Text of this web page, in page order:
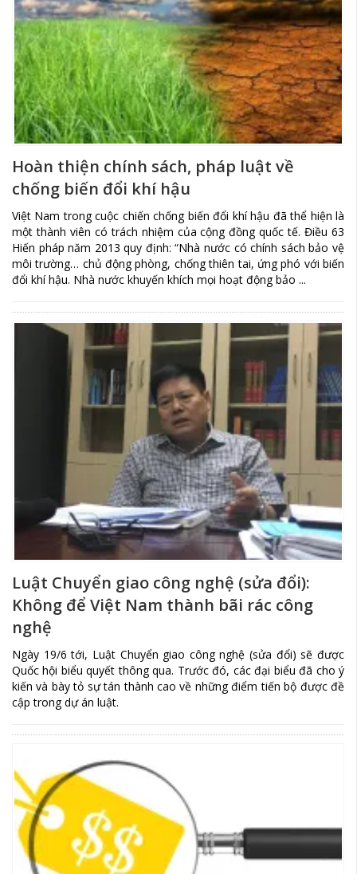
Hoàn thiện chính sách, pháp luật về
chống biến đổi khí hậu
Việt Nam trong cuộc chiến chống biến đổi khí hậu đã thể hiện là
một thành viên có trách nhiệm của cộng đồng quốc tế. Điều 63
Hiến pháp năm 2013 quy định: “Nhà nước có chính sách bảo vệ
môi trường… chủ động phòng, chống thiên tai, ứng phó với biến
đổi khí hậu. Nhà nước khuyến khích mọi hoạt động bảo ...
Luật Chuyển giao công nghệ (sửa đổi):
Không để Việt Nam thành bãi rác công
nghệ
Ngày 19/6 tới, Luật Chuyển giao công nghệ (sửa đổi) sẽ được
Quốc hội biểu quyết thông qua. Trước đó, các đại biểu đã cho ý
kiến và bày tỏ sự tán thành cao về những điểm tiến bộ được đề
cập trong dự án luật.